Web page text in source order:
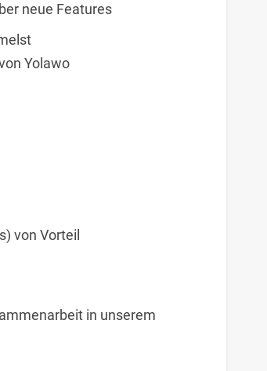
neue Features
Yolawo
von Vorteil
in unserem